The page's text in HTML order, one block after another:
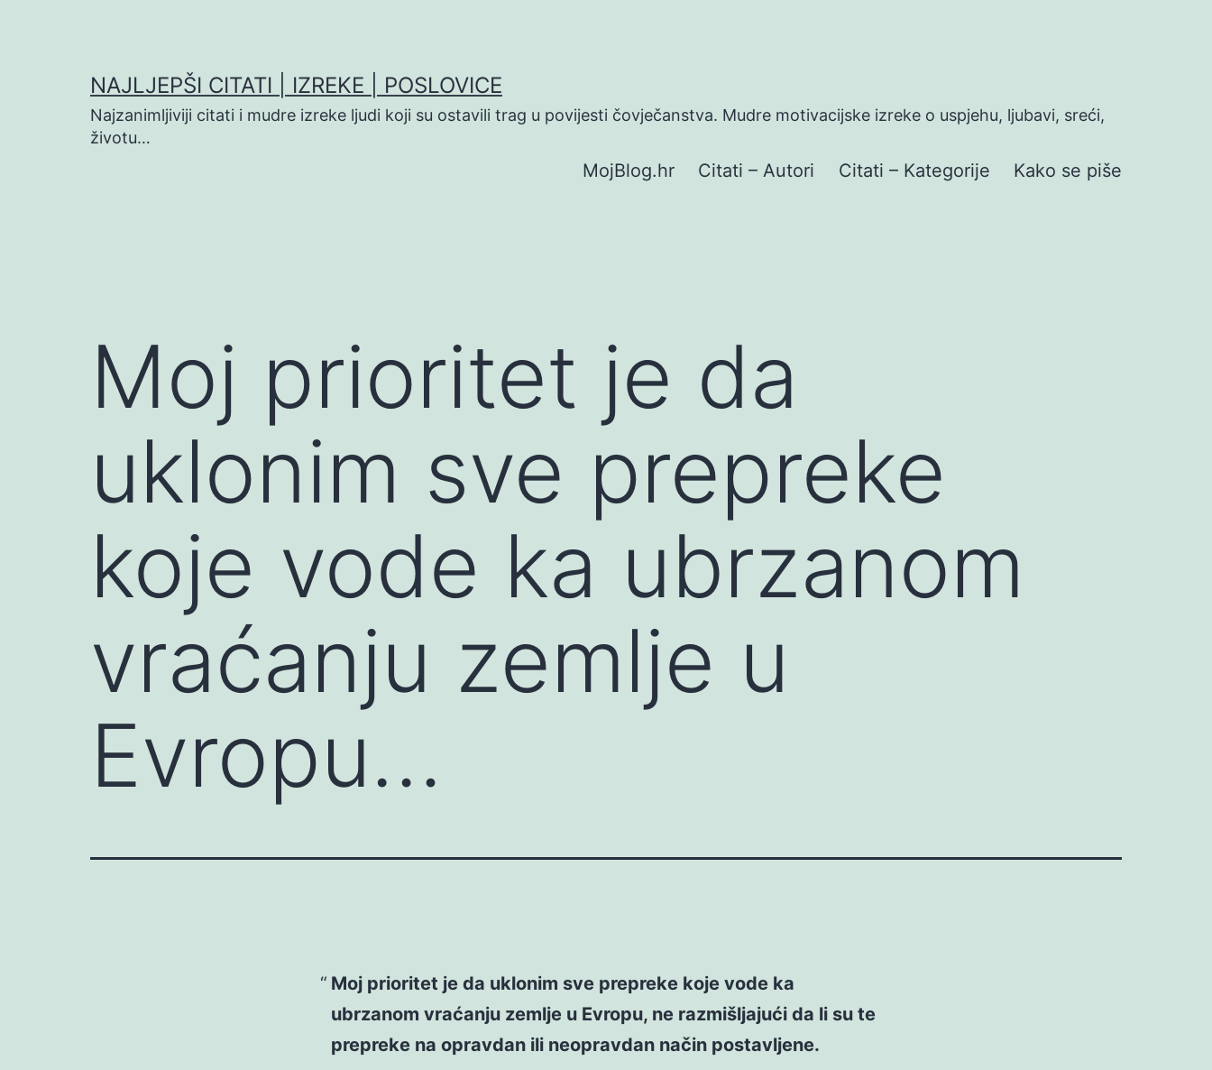
NAJLJEPŠI CITATI | IZREKE | POSLOVICE
Najzanimljiviji citati i mudre izreke ljudi koji su ostavili trag u povijesti čovječanstva. Mudre motivacijske izreke o uspjehu, ljubavi, sreći,
životu…
MojBlog.hr Citati – Autori Citati – Kategorije Kako se piše
Moj prioritet je da
uklonim sve prepreke
koje vode ka ubrzanom
vraćanju zemlje u
Evropu…
Moj prioritet je da uklonim sve prepreke koje vode ka
ubrzanom vraćanju zemlje u Evropu, ne razmišljajući da li su te
prepreke na opravdan ili neopravdan način postavljene.